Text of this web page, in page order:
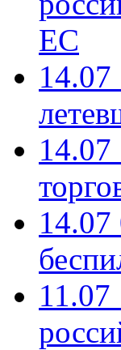
ЕС
14.07
14.07
14.07
11.07